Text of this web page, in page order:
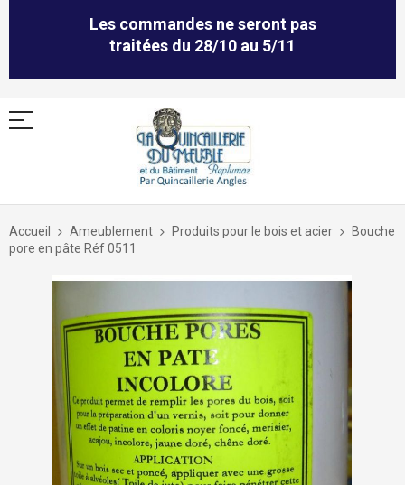
Les commandes ne seront pas
traitées du 28/10 au 5/11
Allez
contenu
Accueil Ameublement Produits pour le bois et acier
Bouche
pore en pâte Réf 0511